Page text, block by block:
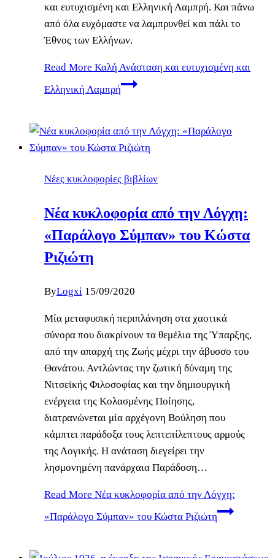
και ευτυχισμένη και Ελληνική Λαμπρή. Και πάνω
από όλα ευχόμαστε να λαμπρυνθεί και πάλι το
Έθνος των Ελλήνων.
Read More Καλή Ανάσταση και ευτυχισμένη και
Ελληνική Λαμπρή
Νέες κυκλοφορίες βιβλίων
Νέα κυκλοφορία από την Λόγχη:
«Παράλογο Σύμπαν» του Κώστα
Ριζιώτη
ByLogxi 15/09/2020
Μία μεταφυσική περιπλάνηση στα χαοτικά
σύνορα που διακρίνουν τα θεμέλια της Ύπαρξης,
από την απαρχή της Ζωής μέχρι την άβυσσο του
Θανάτου. Αντλώντας την ζωτική δύναμη της
Νιτσεϊκής Φιλοσοφίας και την δημιουργική
ενέργεια της Κολασμένης Ποίησης,
διατρανώνεται μία αρχέγονη Βούληση που
κάμπτει παράδοξα τους λεπτεπίλεπτους αρμούς
της Λογικής. Η ανάταση διεγείρει την
λησμονημένη πανάρχαια Παράδοση…
Read More Νέα κυκλοφορία από την Λόγχη:
«Παράλογο Σύμπαν» του Κώστα Ριζιώτη